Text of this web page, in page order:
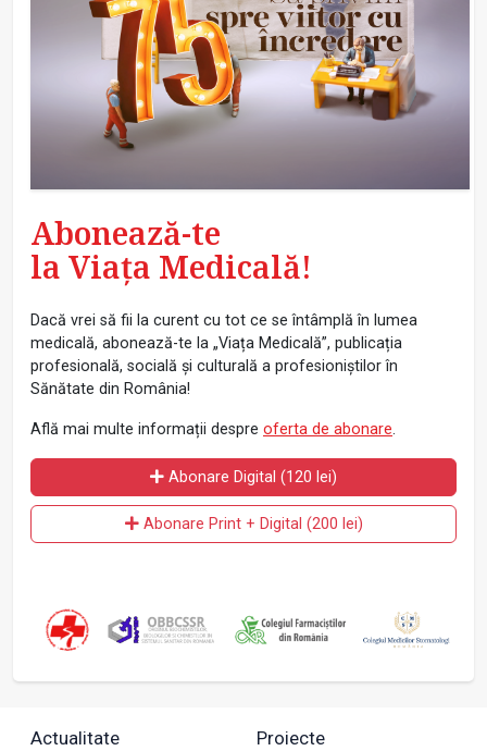
Abonează-te
la Viața Medicală!
Dacă vrei să fii la curent cu tot ce se întâmplă în lumea
medicală, abonează-te la „Viața Medicală”, publicația
profesională, socială și culturală a profesioniștilor în
Sănătate din România!
Află mai multe informații despre oferta de abonare.
Abonare Digital (120 lei)
Abonare Print + Digital (200 lei)
Actualitate Proiecte